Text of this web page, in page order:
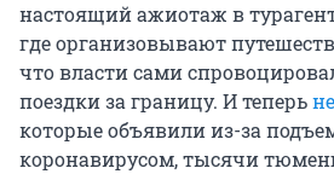
настоящий ажиотаж в
где организовывают
что власти сами
поездки за границу. И теперь
которые объявили из-за
коронавирусом, тысячи